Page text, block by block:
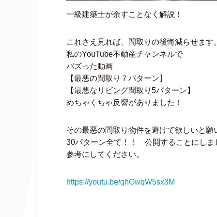
一級建築士が余すことなく解説！
これさえ見れば、間取りの後悔減らせます。
私のYouTube不動産チャンネルで
バズった動画
【最悪の間取り７パターン】
【最悪なリビング間取り5パターン】
めちゃくちゃ反響がありました！
その最悪の間取り物件を避けて欲しいと願
30パターン全て！！ 公開することにしま
参考にしてください。
https://youtu.be/qhGwqW5sx3M